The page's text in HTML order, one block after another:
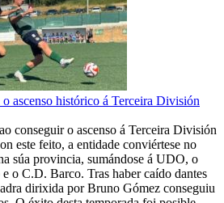
ascenso histórico á Terceira División
conseguir o ascenso á Terceira División
este feito, a entidade conviértese no
súa provincia, sumándose á UDO, o
o C.D. Barco. Tras haber caído dantes
dirixida por Bruno Gómez conseguiu